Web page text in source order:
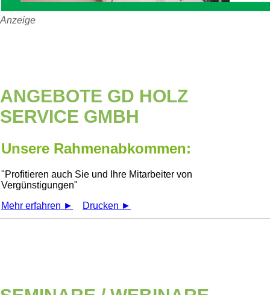
Anzeige
ANGEBOTE GD HOLZ
SERVICE GMBH
Unsere Rahmenabkommen:
Profitieren auch Sie und Ihre Mitarbeiter von
Vergünstigungen
Mehr erfahren ►
Drucken ►